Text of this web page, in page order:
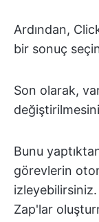
Ardından,
bir sonuç
Son olarak,
Bunu
görevlerin
Zap'lar